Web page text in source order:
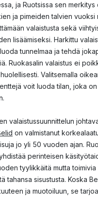
ja Ruotsissa sen merkitys
ja pimeiden talvien vuoksi
valaistusta sekä
lisäämiseksi. Harkittu
tunnelmaa ja tehdä
Ruokasalin valaistus ei
Valitsemalla
voit luoda tilan, joka
valaistussuunnittelun
on valmistanut
jo yli 50 vuoden ajan.
perinteisen
tyylikkäitä mutta toimivia
tahansa sisustusta. Koska
ja muotoiluun, se